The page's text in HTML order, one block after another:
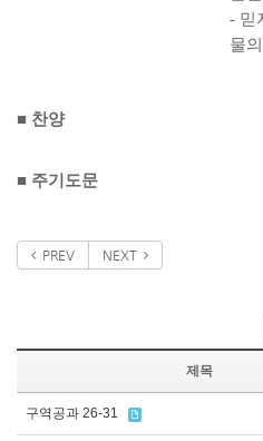
- 믿
물
■ 찬양
■ 주기도문
PREV NEXT
제목
구역공과 26-31